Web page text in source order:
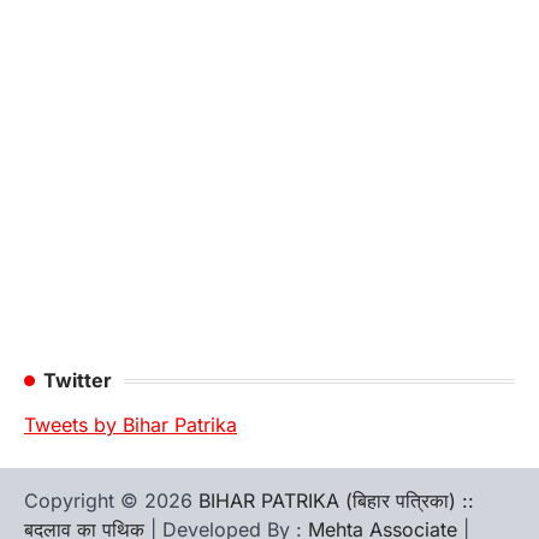
Twitter
Tweets by Bihar Patrika
Copyright © 2026 BIHAR PATRIKA (बिहार पत्रिका) ::
बदलाव का पथिक | Developed By : Mehta Associate